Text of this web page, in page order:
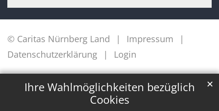
Ihre Wahlmöglichkeiten bezüglich
Cookies
✕
© Caritas Nürnberg Land
Impressum
Datenschutzerklärung
Login